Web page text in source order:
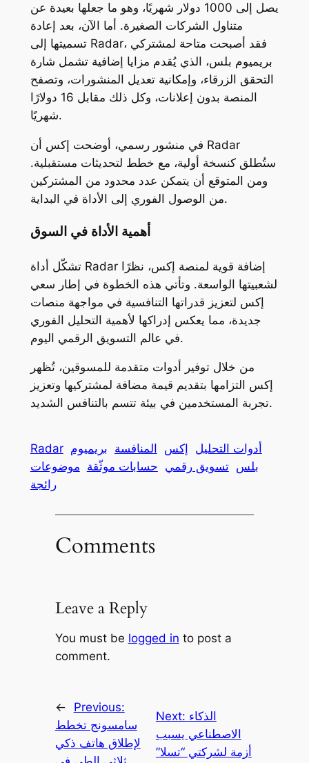
يصل إلى 1000 دولار شهريًا، وهو ما جعلها بعيدة عن
متناول الشركات الصغيرة. أما الآن، بعد إعادة
تسميتها إلى Radar، فقد أصبحت متاحة لمشتركي
بريميوم بلس، الذي يُقدم مزايا إضافية تشمل شارة
التحقق الزرقاء، وإمكانية تعديل المنشورات، وتصفح
المنصة بدون إعلانات، وكل ذلك مقابل 16 دولارًا
شهريًا.
في منشور رسمي، أوضحت إكس أن Radar
ستُطلق كنسخة أولية، مع خطط لتحديثات مستقبلية.
ومن المتوقع أن يتمكن عدد محدود من المشتركين
من الوصول الفوري إلى الأداة في البداية.
أهمية الأداة في السوق
تشكّل أداة Radar إضافة قوية لمنصة إكس، نظرًا
لشعبيتها الواسعة. وتأتي هذه الخطوة في إطار سعي
إكس لتعزيز قدراتها التنافسية في مواجهة منصات
جديدة، مما يعكس إدراكها لأهمية التحليل الفوري
في عالم التسويق الرقمي اليوم.
من خلال توفير أدوات متقدمة للمسوقين، تُظهر
إكس التزامها بتقديم قيمة مضافة لمشتركيها وتعزيز
تجربة المستخدمين في بيئة تتسم بالتنافس الشديد.
Radar أدوات التحليل إكس المنافسة بريميوم
بلس تسويق رقمي حسابات موثّقة موضوعات
رائجة
Comments
Leave a Reply
You must be logged in to post a
comment.
←
Previous:
سامسونج تخطط
لإطلاق هاتف ذكي
Next: الذكاء
الاصطناعي يسبب
أزمة لشركتي “تسلا”